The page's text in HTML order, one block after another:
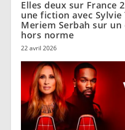
Elles deux sur France
une fiction avec Sylvie
Meriem Serbah sur
hors norme
22 avril 2026